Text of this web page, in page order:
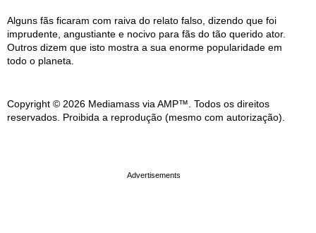
Alguns fãs ficaram com raiva do relato falso, dizendo que foi
imprudente, angustiante e nocivo para fãs do tão querido ator.
Outros dizem que isto mostra a sua enorme popularidade em
todo o planeta.
Copyright © 2026 Mediamass via AMP™. Todos os direitos
reservados. Proibida a reprodução (mesmo com autorização).